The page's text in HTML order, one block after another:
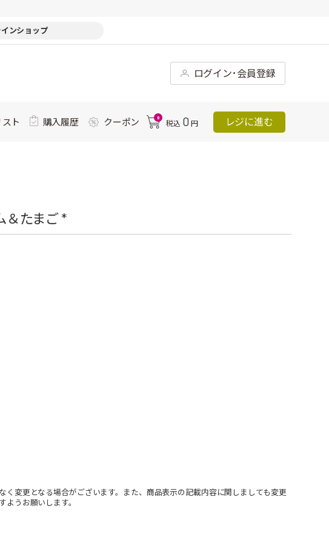
ンショップ
ログイン･会員登録
ト 購入履歴 クーポン 0
税込 0 円 レジに進む
たまご *
変更となる場合がございます。また、商品表示の記載内容に関しましても変更
うお願いします。